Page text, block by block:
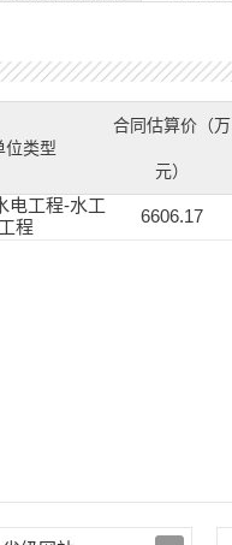
位类型
合同估算价（万
元）
电工程-水工
程
6606.17